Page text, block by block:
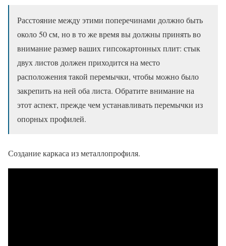
Расстояние между этими поперечинами должно быть
около 50 см, но в то же время вы должны принять во
внимание размер ваших гипсокартонных плит: стык
двух листов должен приходится на место
расположения такой перемычки, чтобы можно было
закрепить на ней оба листа. Обратите внимание на
этот аспект, прежде чем устанавливать перемычки из
опорных профилей.
Создание каркаса из металлопрофиля.